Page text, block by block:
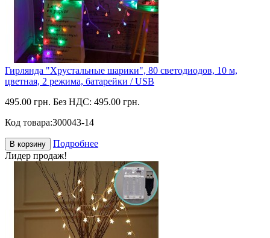
Гирлянда "Хрустальные шарики", 80 светодиодов, 10 м,
цветная, 2 режима, батарейки / USB
495.00 грн. Без НДС: 495.00 грн.
Код товара:300043-14
В корзину
Подробнее
Лидер продаж!